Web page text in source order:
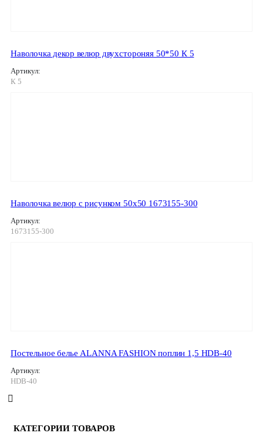
Наволочка декор велюр двухстороняя 50*50 К 5
Артикул:
К 5
Наволочка велюр с рисунком 50х50 1673155-300
Артикул:
1673155-300
Постельное белье ALANNA FASHION поплин 1,5 HDB-40
Артикул:
HDB-40
КАТЕГОРИИ ТОВАРОВ